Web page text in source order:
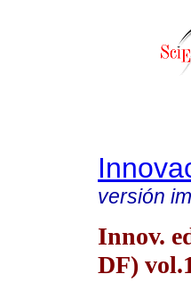
versión
Innov.
DF)